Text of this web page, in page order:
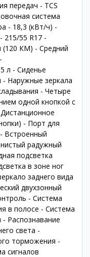
передач - TCS
система
- 18,3 (кВт/ч) -
55 R17 -
(120 КМ) - Средний
л - Сиденье
- Наружные зеркала
- Четыре
одной кнопкой с
- Порт для
Встроенный
радужный
подсветка
в зоне ног
заднего вида
двухзонный
- Система
в полосе - Система
Распознавание
света -
торможения -
сигналов